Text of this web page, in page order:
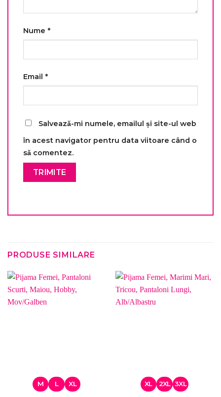
Nume *
Email *
Salvează-mi numele, emailul și site-ul web
în acest navigator pentru data viitoare când o
să comentez.
PRODUSE SIMILARE
M L XL XL 2XL 3XL